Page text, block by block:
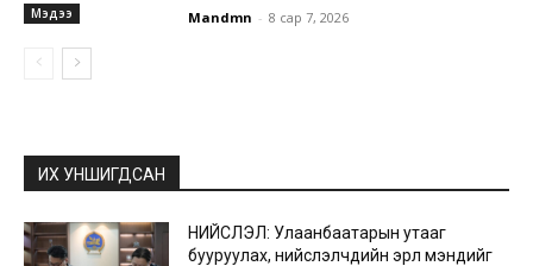
Мэдээ Mandmn - 8 сар 7, 2026
ИХ УНШИГДСАН
НИЙСЛЭЛ: Улаанбаатарын утааг
бууруулах, нийслэлчүүдийн эрүүл мэндийг